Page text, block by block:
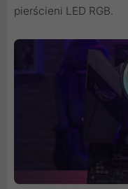
pierścieni LED RGB.